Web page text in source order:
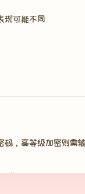
现可能不同
码，高等级加密则需